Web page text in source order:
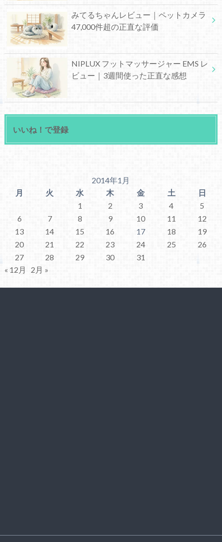
みてるちゃんレビュー｜ペットカメラ
47,000件超の正直な評価
NIPLUX フットマッサージャー EMS レ
ビュー｜3週間使った正直な感想
いいね！で登録
2014年1月
月
火 水 木 金 土
日
1
2 3 4
5
6
7 8 9 10 11
12
13
14 15 16 17 18
19
20
21 22 23 24 25
26
27
28 29 30
31
« 12月
2月 »